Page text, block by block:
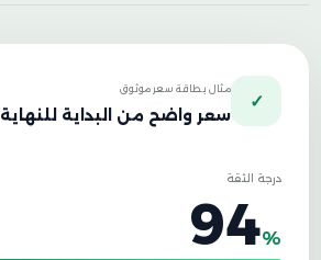
✓
مثال بطاقة سعر موثوق
سعر واضح من البداية للنهاية
درجة الثقة
94%